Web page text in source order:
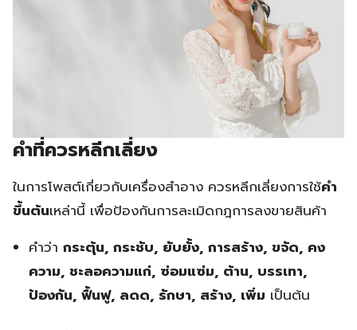
คำที่ควรหลีกเลี่ยง
ในการโพสต์เกี่ยวกับเครื่องสำอาง ควรหลีกเลี่ยงการใช้คำ
ขึ้นต้นเหล่านี้ เพื่อป้องกันการละเมิดกฎการลงขายสินค้า
คำว่ากระตุ้น, กระชับ, ยับยั้ง, การสร้าง, ขจัด, คง
ความ, ชะลอความแก่, ซ่อมแซ่ม, ต้าน, บรรเทา,
ป้องกัน, ฟื้นฟู, ลดด, รักษา, สร้าง, เพิ่ม เป็นต้น